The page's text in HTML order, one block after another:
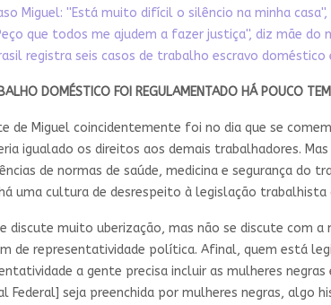
Miguel: ''Está muito difícil o silêncio na minha
que todos me ajudem a fazer justiça'', diz mãe do
registra seis casos de trabalho escravo doméstico
DOMÉSTICO FOI REGULAMENTADO HÁ POUCO
de Miguel coincidentemente foi no dia que se
igualado os direitos aos demais trabalhadores.
de normas de saúde, medicina e segurança
uma cultura de desrespeito à legislação
discute muito uberização, mas não se discute com
de representatividade política. Afinal, quem está
a gente precisa incluir as mulheres
Federal] seja preenchida por mulheres negras,